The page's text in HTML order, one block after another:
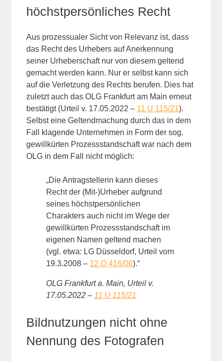
höchstpersönliches Recht
Aus prozessualer Sicht von Relevanz ist, dass
das Recht des Urhebers auf Anerkennung
seiner Urheberschaft nur von diesem geltend
gemacht werden kann. Nur er selbst kann sich
auf die Verletzung des Rechts berufen. Dies hat
zuletzt auch das OLG Frankfurt am Main erneut
bestätigt (Urteil v. 17.05.2022 – 11 U 115/21).
Selbst eine Geltendmachung durch das in dem
Fall klagende Unternehmen in Form der sog.
gewillkürten Prozessstandschaft war nach dem
OLG in dem Fall nicht möglich:
„Die Antragstellerin kann dieses
Recht der (Mit-)Urheber aufgrund
seines höchstpersönlichen
Charakters auch nicht im Wege der
gewillkürten Prozessstandschaft im
eigenen Namen geltend machen
(vgl. etwa: LG Düsseldorf, Urteil vom
19.3.2008 – 12 O 416/06).“
OLG Frankfurt a. Main, Urteil v.
17.05.2022 – 11 U 115/21
Bildnutzungen nicht ohne
Nennung des Fotografen